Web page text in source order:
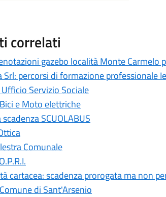
correlati
gazebo località Monte Carmelo
Srl: percorsi di formazione professionale
Servizio Sociale
e Moto elettriche
SCUOLABUS
Comunale
cartacea: scadenza prorogata ma non
di Sant'Arsenio